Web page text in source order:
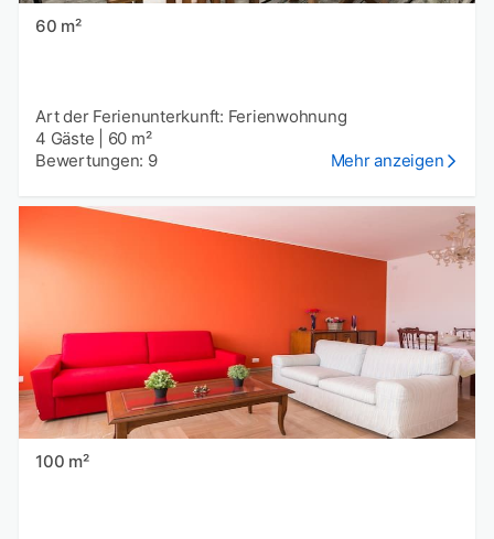
60 m²
Art der Ferienunterkunft: Ferienwohnung
4 Gäste
60 m²
Bewertungen: 9
Mehr anzeigen
100 m²